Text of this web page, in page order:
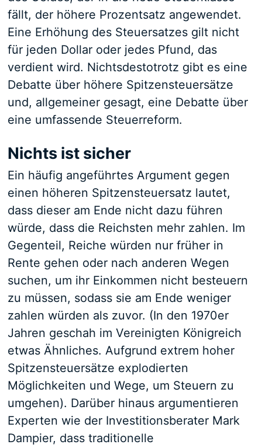
fällt, der höhere Prozentsatz angewendet.
Eine Erhöhung des Steuersatzes gilt nicht
für jeden Dollar oder jedes Pfund, das
verdient wird. Nichtsdestotrotz gibt es eine
Debatte über höhere Spitzensteuersätze
und, allgemeiner gesagt, eine Debatte über
eine umfassende Steuerreform.
Nichts ist sicher
Ein häufig angeführtes Argument gegen
einen höheren Spitzensteuersatz lautet,
dass dieser am Ende nicht dazu führen
würde, dass die Reichsten mehr zahlen. Im
Gegenteil, Reiche würden nur früher in
Rente gehen oder nach anderen Wegen
suchen, um ihr Einkommen nicht besteuern
zu müssen, sodass sie am Ende weniger
zahlen würden als zuvor. (In den 1970er
Jahren geschah im Vereinigten Königreich
etwas Ähnliches. Aufgrund extrem hoher
Spitzensteuersätze explodierten
Möglichkeiten und Wege, um Steuern zu
umgehen). Darüber hinaus argumentieren
Experten wie der Investitionsberater Mark
Dampier, dass traditionelle